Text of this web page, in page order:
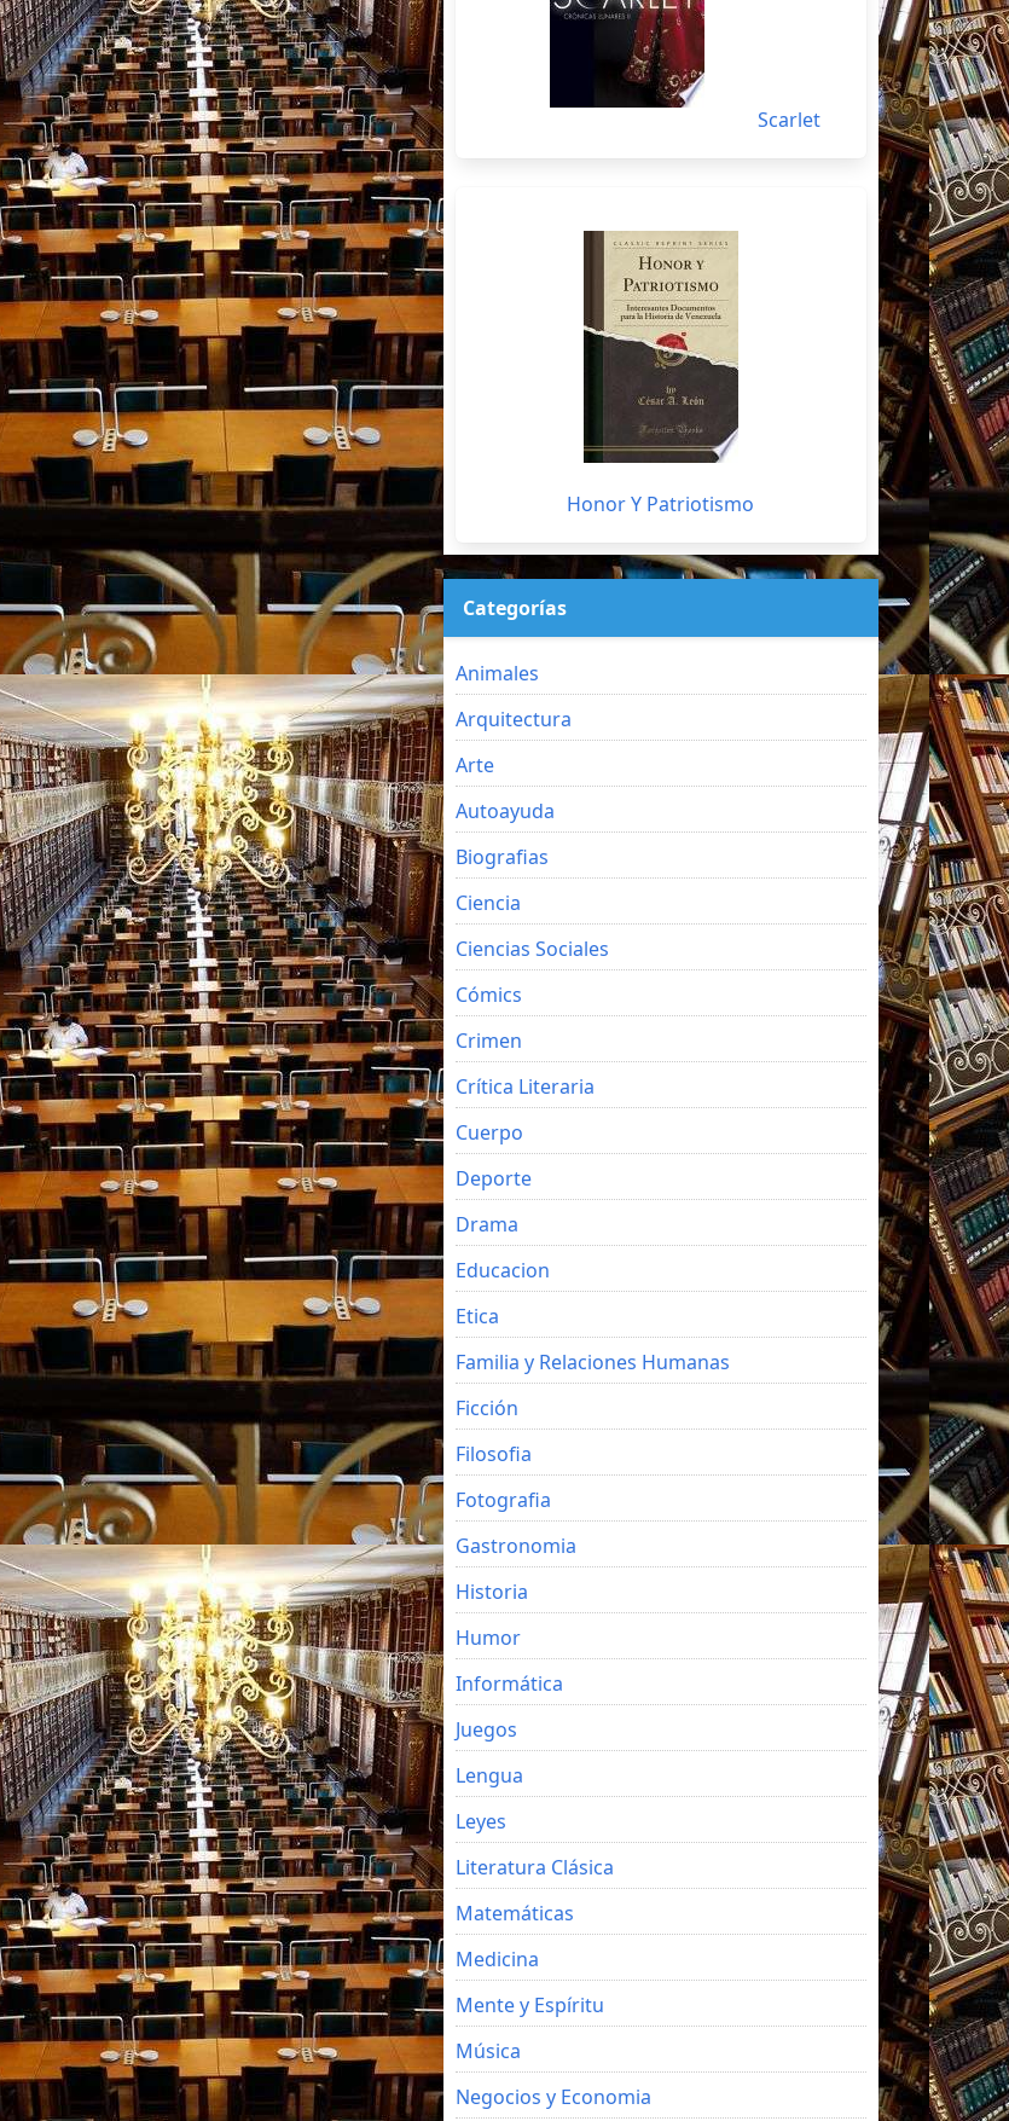
Scarlet
Honor Y Patriotismo
Categorías
Animales
Arquitectura
Arte
Autoayuda
Biografias
Ciencia
Ciencias Sociales
Cómics
Crimen
Crítica Literaria
Cuerpo
Deporte
Drama
Educacion
Etica
Familia y Relaciones Humanas
Ficción
Filosofia
Fotografia
Gastronomia
Historia
Humor
Informática
Juegos
Lengua
Leyes
Literatura Clásica
Matemáticas
Medicina
Mente y Espíritu
Música
Negocios y Economia